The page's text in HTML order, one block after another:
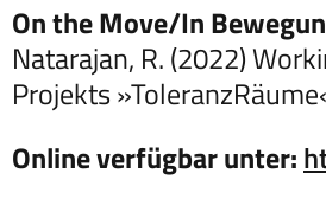
On the Move/In
Natarajan, R. (2022)
Projekts
Online verfügbar unter: